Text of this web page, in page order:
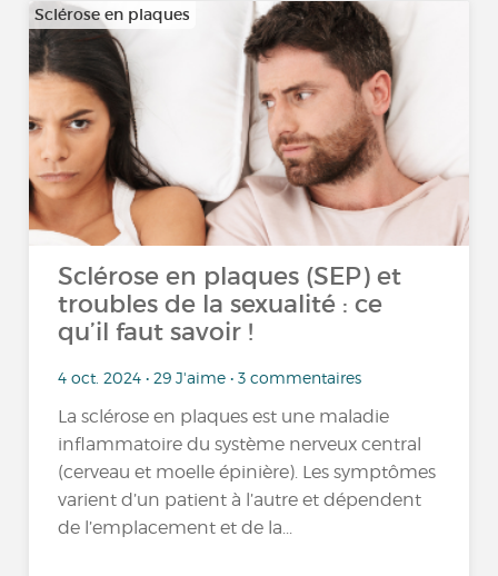
Sclérose en plaques
Sclérose en plaques (SEP) et
troubles de la sexualité : ce
qu’il faut savoir !
4 oct. 2024 • 29 J'aime • 3 commentaires
La sclérose en plaques est une maladie
inflammatoire du système nerveux central
(cerveau et moelle épinière). Les symptômes
varient d’un patient à l’autre et dépendent
de l’emplacement et de la...